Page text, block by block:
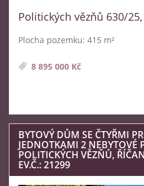
Politických vězňů 630/
Plocha pozemku: 415 m²
8 895 000 Kč
BYTOVÝ DŮM SE ČTYŘMI
JEDNOTKAMI 2 NEBYTOVÉ
POLITICKÝCH VĚZŇŮ,
EV.Č.: 21299